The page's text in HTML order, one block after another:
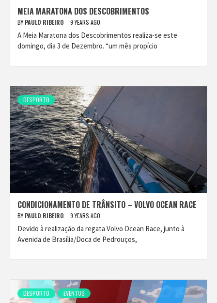
MEIA MARATONA DOS DESCOBRIMENTOS
BY PAULO RIBEIRO 9 YEARS AGO
A Meia Maratona dos Descobrimentos realiza-se este
domingo, dia 3 de Dezembro. “um mês propício
DESPORTO
CONDICIONAMENTO DE TRÂNSITO – VOLVO OCEAN RACE
BY PAULO RIBEIRO 9 YEARS AGO
Devido à realização da regata Volvo Ocean Race, junto à
Avenida de Brasília/Doca de Pedrouços,
DESPORTO EVENTOS